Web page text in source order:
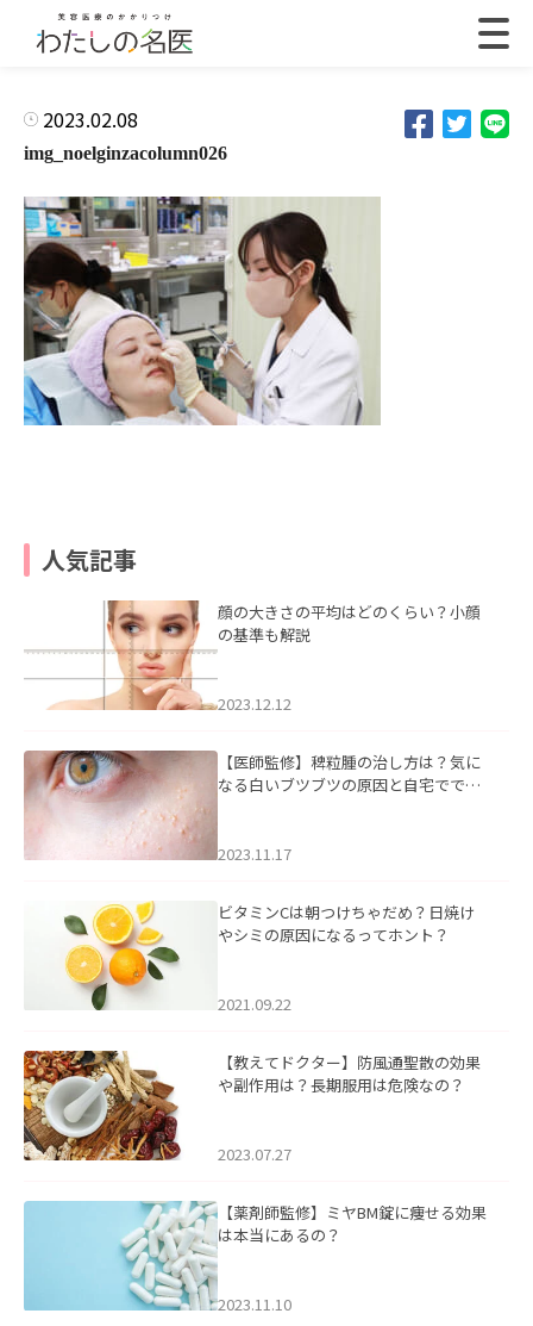
2023.02.08
img_noelginzacolumn026
人気記事
顔の大きさの平均はどのくらい？小顔
の基準も解説
2023.12.12
【医師監修】稗粒腫の治し方は？気に
なる白いブツブツの原因と自宅ででき
2023.11.17
ビタミンCは朝つけちゃだめ？日焼け
やシミの原因になるってホント？
2021.09.22
【教えてドクター】防風通聖散の効果
や副作用は？長期服用は危険なの？
2023.07.27
【薬剤師監修】ミヤBM錠に痩せる効果
は本当にあるの？
2023.11.10